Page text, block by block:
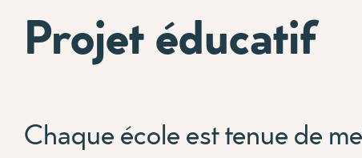
Projet éducatif
Chaque école est tenue de